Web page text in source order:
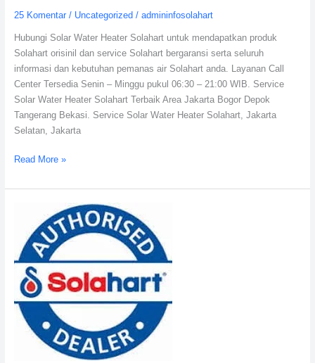
25 Komentar / Uncategorized/ admininfosolahart
Hubungi Solar Water Heater Solahart untuk mendapatkan produk
Solahart orisinil dan service Solahart bergaransi serta seluruh
informasi dan kebutuhan pemanas air Solahart anda. Layanan Call
Center Tersedia Senin – Minggu pukul 06:30 – 21:00 WIB. Service
Solar Water Heater Solahart Terbaik Area Jakarta Bogor Depok
Tangerang Bekasi. Service Solar Water Heater Solahart, Jakarta
Selatan, Jakarta
Read More »
Heater
S303SL
Distributor
Resmi